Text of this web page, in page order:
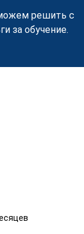
решить с
за обучение.